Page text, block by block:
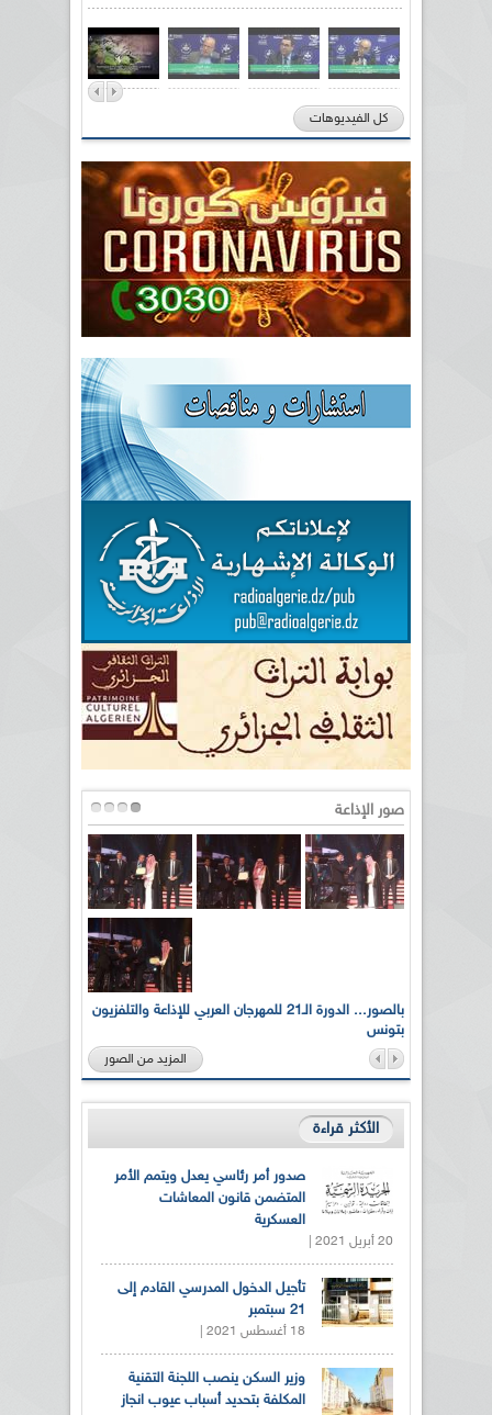
كل الفيديوهات
صور الإذاعة
بالصور... الدورة الـ21 للمهرجان العربي للإذاعة والتلفزيون
بتونس
المزيد من الصور
الأكثر قراءة
صدور أمر رئاسي يعدل ويتمم الأمر
المتضمن قانون المعاشات
العسكرية
20 أبريل 2021 |
تأجيل الدخول المدرسي القادم إلى
21 سبتمبر
18 أغسطس 2021 |
وزير السكن ينصب اللجنة التقنية
المكلفة بتحديد أسباب عيوب انجاز